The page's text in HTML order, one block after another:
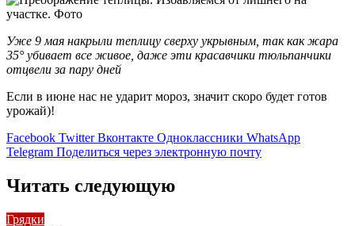
Уже 9 мая накрыли теплицу сверху укрывным, так как жара
35° убивает все живое, даже эти красавчики тюльпанчики
отцвели за пару дней
Если в июне нас не ударит мороз, значит скоро будет готов
урожай)!
Facebook Twitter Вконтакте Одноклассники WhatsApp
Telegram Поделиться через электронную почту
Читать следующую
Грядки